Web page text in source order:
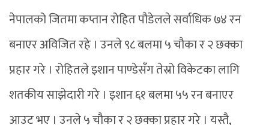
नेपालको जितमा कप्तान रोहित पौडेलले सर्वाधिक ७४ रन
बनाएर अविजित रहे । उनले ९८ बलमा ५ चौका र २ छक्का
प्रहार गरे । रोहितले इशान पाण्डेसँग तेस्रो विकेटका लागि
शतकीय साझेदारी गरे । इशान ६१ बलमा ५५ रन बनाएर
आउट भए । उनले ५ चौका र २ छक्का प्रहार गरे । यस्तै,